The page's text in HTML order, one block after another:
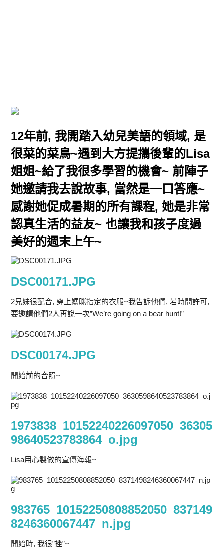
12年前, 我開踏入幼兒美語的領域, 是
很菜的菜鳥~遇到大方提攜後輩的Lisa
姐姐~給了我很多學習的機會~ 前陣子
她邀請我去說故事, 當然是一口答應~
感謝她促成暑期的所有課程, 她是非常
認真生活的益友~ 也讓我和孩子度過
美好的週末上午~
DSC00171.JPG
2兄妹很配合, 穿上媽咪指定的衣服~我告訴他們, 若時間許可,
要邀請他們2人再說一次”We’re going on a bear hunt!”
DSC00174.JPG
開始前的合照~
1973838_10152240226097050_36305
98640523783864_o.jpg
Lisa用心製做的宣傳海報~
983765_10152250808852050_837149
8246360067447_n.jpg
開始時, 我很”挫”~